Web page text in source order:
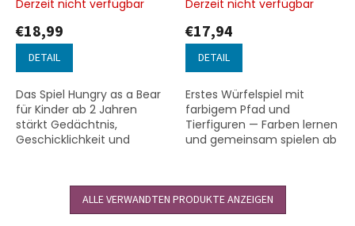
Derzeit nicht verfügbar
€18,99
DETAIL
Das Spiel Hungry as a Bear
für Kinder ab 2 Jahren
stärkt Gedächtnis,
Geschicklichkeit und
Derzeit nicht verfügbar
€17,94
DETAIL
Erstes Würfelspiel mit
farbigem Pfad und
Tierfiguren — Farben lernen
und gemeinsam spielen ab
Würfelspiel von Djeco aus
der...
ALLE VERWANDTEN PRODUKTE ANZEIGEN